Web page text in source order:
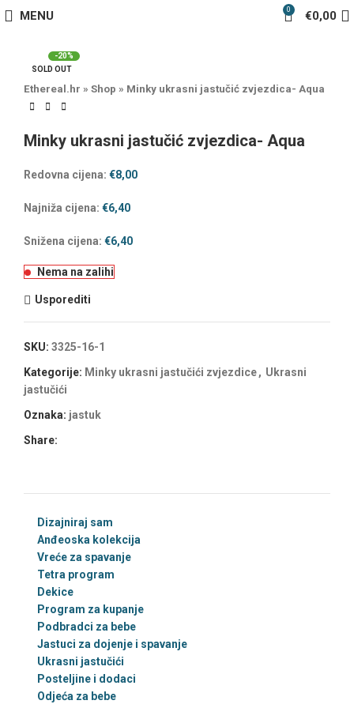
MENU 0 €0,00
-20%
SOLD OUT
Ethereal.hr » Shop » Minky ukrasni jastučić zvjezdica- Aqua
Minky ukrasni jastučić zvjezdica- Aqua
Redovna cijena: €8,00
Najniža cijena: €6,40
Snižena cijena: €6,40
Nema na zalihi
Usporediti
SKU: 3325-16-1
Kategorije: Minky ukrasni jastučići zvjezdice, Ukrasni
jastučići
Oznaka: jastuk
Share:
Dizajniraj sam
Anđeoska kolekcija
Vreće za spavanje
Tetra program
Dekice
Program za kupanje
Podbradci za bebe
Jastuci za dojenje i spavanje
Ukrasni jastučići
Posteljine i dodaci
Odjeća za bebe